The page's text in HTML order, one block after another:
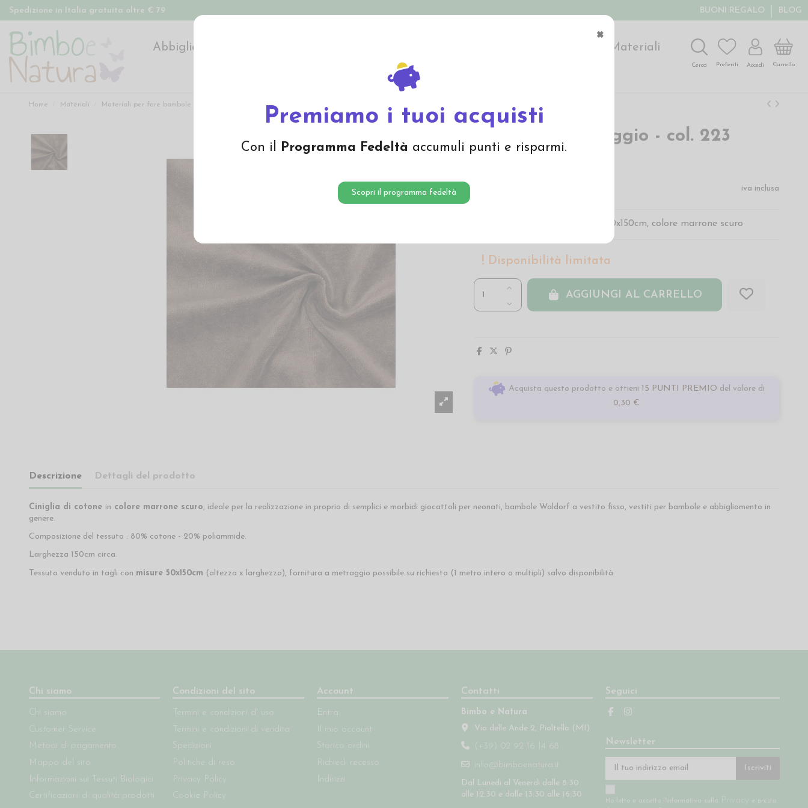
×
Premiamo i tuoi acquisti
Con il Programma Fedeltà accumuli punti e risparmi.
Scopri il programma fedeltà
Spedizione in Italia gratuita oltre € 79 BUONI REGALO BLOG
Abbigliamento
Materiali
Offerte
Cerca Preferiti Accedi Carrello
Home Materiali Materiali per fare bambole Ciniglia, peluche, tessuti
Ciniglia a metraggio - col. 223
marrone scuro
iva inclusa
Ciniglia di cotone in taglio da 50x150cm, colore marrone scuro
Disponibilità limitata
AGGIUNGI AL CARRELLO
Acquista questo prodotto e ottieni 15 PUNTI PREMIO del valore di
0,30 €
Descrizione Dettagli del prodotto
Ciniglia di cotone in colore marrone scuro, ideale per la realizzazione in proprio di semplici e morbidi giocattoli per neonati, bambole Waldorf a vestito fisso, vestiti per bambole e abbigliamento in
genere.
Composizione del tessuto : 80% cotone - 20% poliammide.
Larghezza 150cm circa.
Tessuto venduto in tagli con misure 50x150cm (altezza x larghezza), fornitura a metraggio possibile su richiesta (1 metro intero o multipli) salvo disponibilità.
Chi siamo
Chi siamo
Customer Service
Metodi di pagamento
Mappa del sito
Informazioni sui Tessuti Biologici
Certificazioni di qualità prodotti
Condizioni del sito
Termini e condizioni d' uso
Termini e condizioni di vendita
Spedizioni
Politiche di reso
Privacy Policy
Cookie Policy
Account
Entra
Il mio account
Storico ordini
Richiedi recesso
Indirizzi
Contatti
Bimbo e Natura
Via delle Ande 2, Pioltello (MI)
(+39) 02 92 16 14 68
info@bimboenatura.it
Dal Lunedì al Venerdì dalle 8:30
alle 12:30 e dalle 13:30 alle 16:30
Seguici
Newsletter
Iscriviti
Ho letto e accetto l'informativa sulla Privacy
e presto